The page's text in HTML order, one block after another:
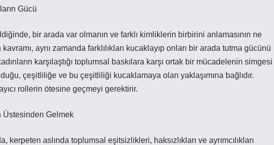
Gücü
bir arada var olmanın ve farklı kimliklerin birbirini anlamasının ne
aynı zamanda farklılıkları kucaklayıp onları bir arada tutma gücünü
karşılaştığı toplumsal baskılara karşı ortak bir mücadelenin simgesi
çeşitliliğe ve bu çeşitliliği kucaklamaya olan yaklaşımına bağlıdır.
rollerin ötesine geçmeyi gerektirir.
Üstesinden Gelmek
kerpeten aslında toplumsal eşitsizlikleri, haksızlıkları ve ayrımcılıkları